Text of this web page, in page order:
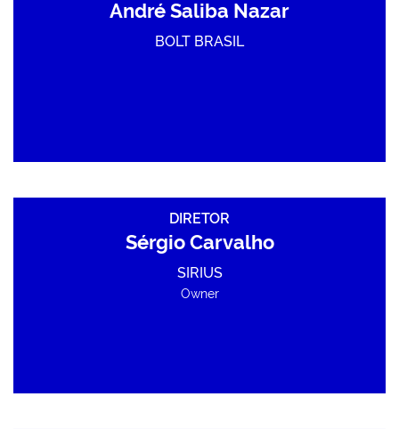
André Saliba Nazar
BOLT BRASIL
DIRETOR
Sérgio Carvalho
SIRIUS
Owner